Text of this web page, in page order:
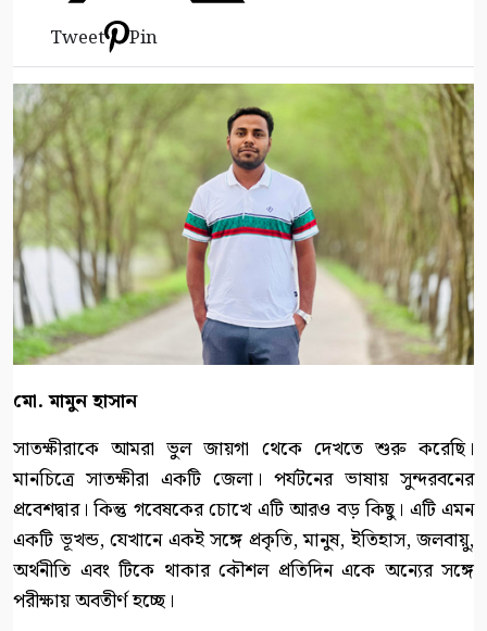
Tweet Pin
মো. মামুন হাসান
সাতক্ষীরাকে আমরা ভুল জায়গা থেকে দেখতে শুরু করেছি।
মানচিত্রে সাতক্ষীরা একটি জেলা। পর্যটনের ভাষায় সুন্দরবনের
প্রবেশদ্বার। কিন্তু গবেষকের চোখে এটি আরও বড় কিছু। এটি এমন
একটি ভূখন্ড, যেখানে একই সঙ্গে প্রকৃতি, মানুষ, ইতিহাস, জলবায়ু,
অর্থনীতি এবং টিকে থাকার কৌশল প্রতিদিন একে অন্যের সঙ্গে
পরীক্ষায় অবতীর্ণ হচ্ছে।